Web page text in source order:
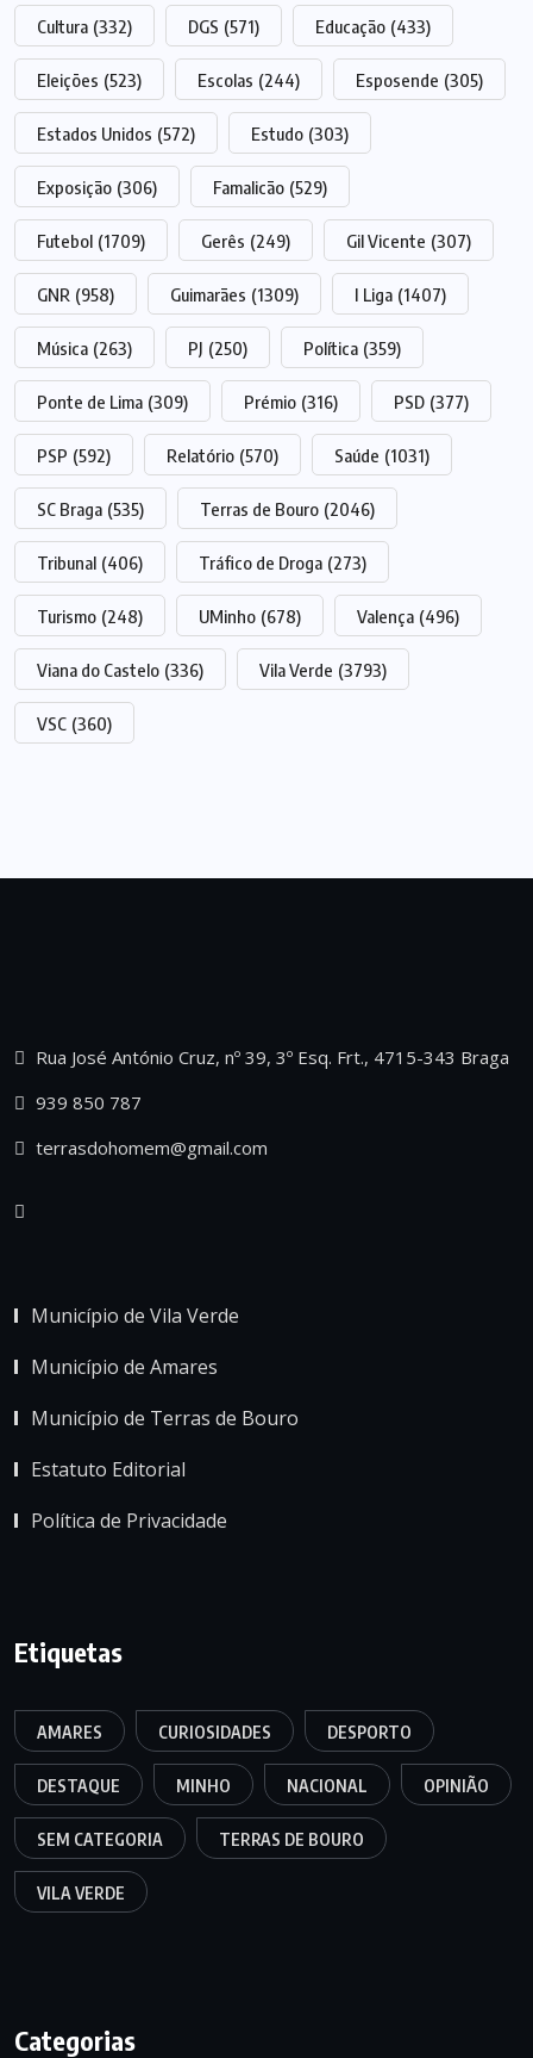
Cultura (332) DGS (571) Educação (433)
Eleições (523) Escolas (244) Esposende (305)
Estados Unidos (572) Estudo (303)
Exposição (306) Famalicão (529)
Futebol (1709) Gerês (249) Gil Vicente (307)
GNR (958) Guimarães (1309) I Liga (1407)
Música (263) PJ (250) Política (359)
Ponte de Lima (309) Prémio (316) PSD (377)
PSP (592) Relatório (570) Saúde (1031)
SC Braga (535) Terras de Bouro (2046)
Tribunal (406) Tráfico de Droga (273)
Turismo (248) UMinho (678) Valença (496)
Viana do Castelo (336) Vila Verde (3793)
VSC (360)
Rua José António Cruz, nº 39, 3º Esq. Frt., 4715-343 Braga
939 850 787
terrasdohomem@gmail.com
Município de Vila Verde
Município de Amares
Município de Terras de Bouro
Estatuto Editorial
Política de Privacidade
Etiquetas
AMARES CURIOSIDADES DESPORTO
DESTAQUE MINHO NACIONAL OPINIÃO
SEM CATEGORIA TERRAS DE BOURO
VILA VERDE
Categorias